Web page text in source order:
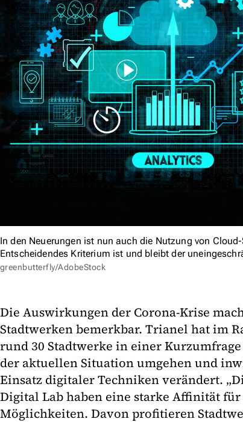
In den Neuerungen ist nun auch die Nutzung von
Entscheidendes Kriterium ist und bleibt der
greenbutterfly/AdobeStock
Die Auswirkungen der Corona-Krise
Stadtwerken bemerkbar. Trianel hat im
rund 30 Stadtwerke in einer
der aktuellen Situation umgehen und
Einsatz digitaler Techniken verändert.
Digital Lab haben eine starke Affinität
Möglichkeiten. Davon profitieren